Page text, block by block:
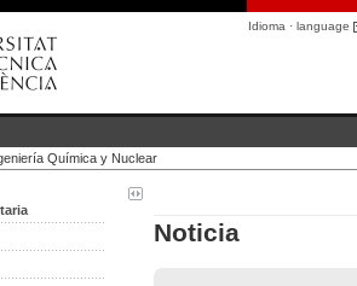
Idioma · language
Química y Nuclear
Noticia